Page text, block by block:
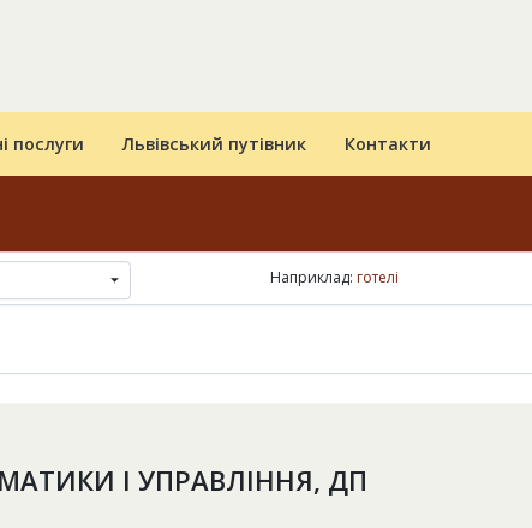
послуги Львівський путівник Контакти
Наприклад: готелі
І УПРAВЛІННЯ, ДП